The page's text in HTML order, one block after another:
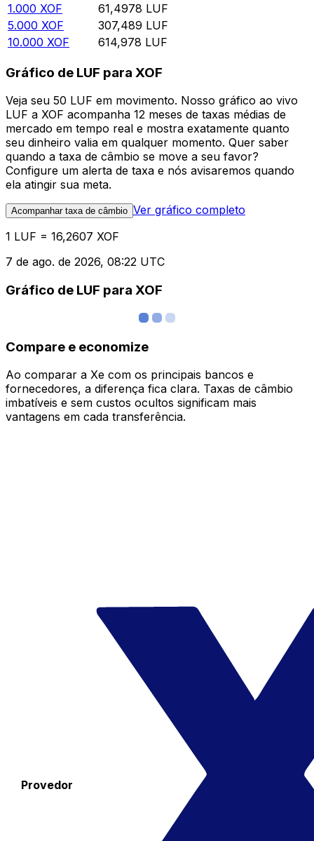
1.000 XOF 61,4978 LUF
5.000 XOF 307,489 LUF
10.000 XOF 614,978 LUF
Gráfico de LUF para XOF
Veja seu 50 LUF em movimento. Nosso gráfico ao vivo
LUF a XOF acompanha 12 meses de taxas médias de
mercado em tempo real e mostra exatamente quanto
seu dinheiro valia em qualquer momento. Quer saber
quando a taxa de câmbio se move a seu favor?
Configure um alerta de taxa e nós avisaremos quando
ela atingir sua meta.
Acompanhar taxa de câmbio Ver gráfico completo
1 LUF = 16,2607 XOF
7 de ago. de 2026, 08:22 UTC
Gráfico de LUF para XOF
Compare e economize
Ao comparar a Xe com os principais bancos e
fornecedores, a diferença fica clara. Taxas de câmbio
imbatíveis e sem custos ocultos significam mais
vantagens em cada transferência.
Provedor